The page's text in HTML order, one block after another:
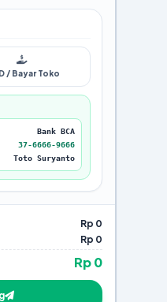
/ Bayar Toko
Bank BCA
37-6666-9666
Toto Suryanto
Rp 0
Rp 0
Rp 0